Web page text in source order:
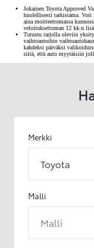
Jokainen Toyota Approved
huolellisesti tarkistama. Voit
aina moitteettomassa
veloituksettoman 12 kk:n
Tutustu tarjolla oleviin
vaihtoautoihin
kahdeksi päiväksi
siitä, että auto myytäisiin
Merkki
Toyota
Malli
Malli